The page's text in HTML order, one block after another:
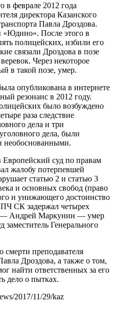
в феврале 2012 года
директора Казанского
Павла Дроздова.
«Юдино». После этого в
полицейских, избили его
связали Дроздова в позе
Через некоторое
в такой позе, умер.
опубликована в интернете
резонанс в 2012 году.
было возбуждено
раза следствие
дела и три
дела, были
необоснованными.
суд по правам
жалобу потерпевшей
статью 2 и статью 3
и основных свобод (право
и унижающего достоинство
СК задержал четырех
— Андрей Маркунин — умер
заместитель Генерального
смерти преподавателя
Дроздова, а также о том,
найти ответственных за его
дело о пытках.
2017/11/29/kaz